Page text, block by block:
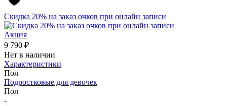
Скидка 20% на заказ очков при онлайн записи
Акция
9 790 ₽
Нет в наличии
Характеристики
Пол
Подростковые для девочек
Пол
-